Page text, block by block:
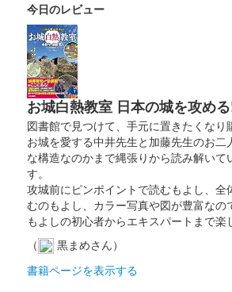
厩橋城（前橋城） 御城印
謙信公
2025年6月7、8日に開催された「群馬戦国
2025」にて販売。サミット終了後は前橋
厩橋城（前橋城） 御城
氏康公
2025年6月7、8日に開催された「群馬戦国
2025」にて販売。サミット終了後は前橋百
今日のレビュー
お城白熱教室 日本の城を攻め
図書館で見つけて、手元に置きたくなり
お城を愛する中井先生と加藤先生のお二
な構造なのかまで縄張りから読み解いて
す。
攻城前にピンポイントで読むもよし、全
むのもよし、カラー写真や図が豊富なの
もよしの初心者からエキスパートまで楽
（
黒まめさん）
書籍ページを表示する